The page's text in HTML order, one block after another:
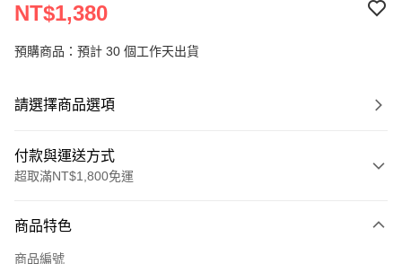
NT$1,380
預購商品：預計 30 個工作天出貨
請選擇商品選項
付款與運送方式
超取滿NT$1,800免運
信用卡一次付款
商品特色
商品編號